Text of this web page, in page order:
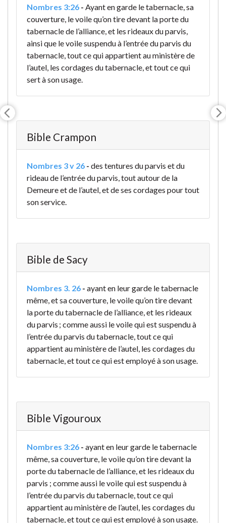
Nombres 3:26 - Ayant en garde le tabernacle, sa
couverture, le voile qu’on tire devant la porte du
tabernacle de l’alliance, et les rideaux du parvis,
ainsi que le voile suspendu à l’entrée du parvis du
tabernacle, tout ce qui appartient au ministère de
l’autel, les cordages du tabernacle, et tout ce qui
sert à son usage.
Bible Crampon
Nombres 3 v 26 - des tentures du parvis et du
rideau de l’entrée du parvis, tout autour de la
Demeure et de l’autel, et de ses cordages pour tout
son service.
Bible de Sacy
Nombres 3. 26 - ayant en leur garde le tabernacle
même, et sa couverture, le voile qu’on tire devant
la porte du tabernacle de l’alliance, et les rideaux
du parvis ; comme aussi le voile qui est suspendu à
l’entrée du parvis du tabernacle, tout ce qui
appartient au ministère de l’autel, les cordages du
tabernacle, et tout ce qui est employé à son usage.
Bible Vigouroux
Nombres 3:26 - ayant en leur garde le tabernacle
même, sa couverture, le voile qu’on tire devant la
porte du tabernacle de l’alliance, et les rideaux du
parvis ; comme aussi le voile qui est suspendu à
l’entrée du parvis du tabernacle, tout ce qui
appartient au ministère de l’autel, les cordages du
tabernacle, et tout ce qui est employé à son usage.